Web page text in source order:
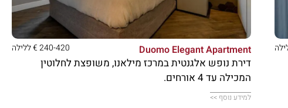




Duomo Elegant Apartment 240-420 € ללילה
דירת נופש אלגנטית במרכז מילאנו, משופצת לחלוטין
המכילה עד 4 אורחים.
למידע נוסף >>